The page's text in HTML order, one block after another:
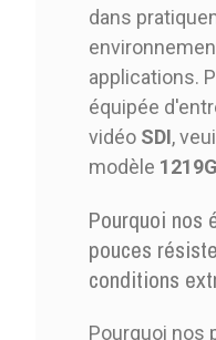
dans
applications.
équipée
vidéo SDI,
modèle
Pourquoi nos
pouces
conditions
Pourquoi nos